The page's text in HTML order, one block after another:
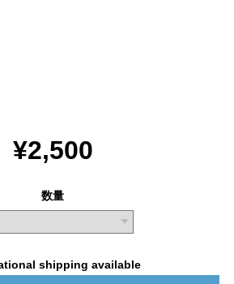
¥2,500
数量
shipping available